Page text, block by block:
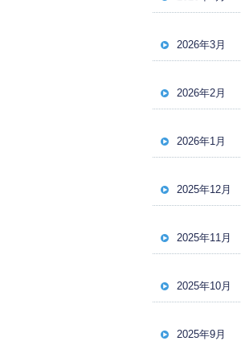
2026年3月
2026年2月
2026年1月
2025年12月
2025年11月
2025年10月
2025年9月